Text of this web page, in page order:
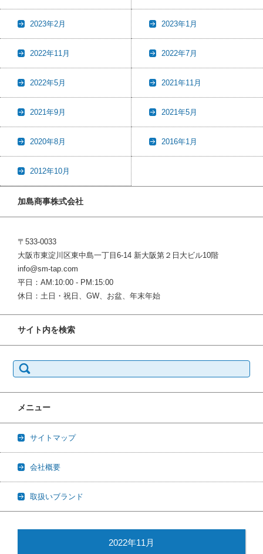
2023年2月 2023年1月
2022年11月 2022年7月
2022年5月 2021年11月
2021年9月 2021年5月
2020年8月 2016年1月
2012年10月
加島商事株式会社
〒533-0033
大阪市東淀川区東中島一丁目6-14 新大阪第２日大ビル10階
info@sm-tap.com
平日：AM:10:00 - PM:15:00
休日：土日・祝日、GW、お盆、年末年始
サイト内を検索
索:
メニュー
サイトマップ
会社概要
取扱いブランド
2022年11月